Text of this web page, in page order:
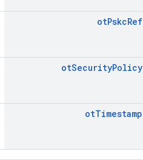
otPskcRef
otSecurityPolicy
otTimestamp